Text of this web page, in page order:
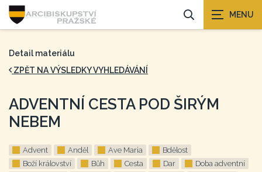
Detail materiálu
ZPĚT NA VÝSLEDKY VYHLEDÁVÁNÍ
ADVENTNÍ CESTA POD ŠIRÝM
NEBEM
Advent Anděl Ave Maria
Bdělost
Boží království
Bůh Cesta Dar
Doba adventní